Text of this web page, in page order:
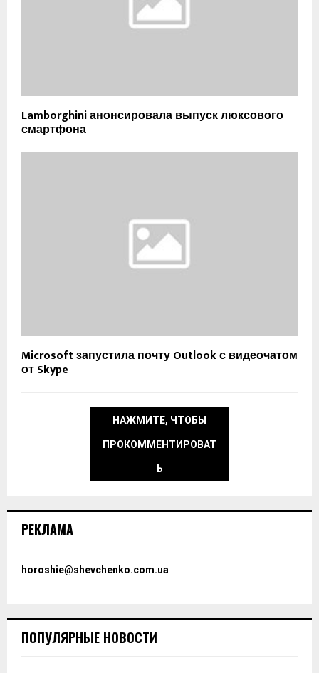
Lamborghini анонсировала выпуск люксового
смартфона
Microsoft запустила почту Outlook с видеочатом
от Skype
НАЖМИТЕ, ЧТОБЫ
ПРОКОММЕНТИРОВАТ
Ь
РЕКЛАМА
horoshie@shevchenko.com.ua
ПОПУЛЯРНЫЕ НОВОСТИ